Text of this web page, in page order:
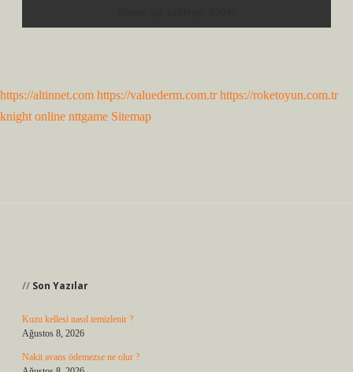
https://altinnet.com https://valuederm.com.tr https://roketoyun.com.tr
knight online nttgame Sitemap
Son Yazılar
Kuzu kellesi nasıl temizlenir ?
Ağustos 8, 2026
Nakit avans ödemezse ne olur ?